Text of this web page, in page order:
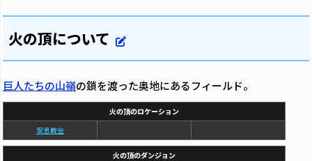
火の頂について
巨人たちの山嶺の鎖を渡った奥地にあるフィールド。
火の頂のロケーション
安息教会
火の頂のダンジョン